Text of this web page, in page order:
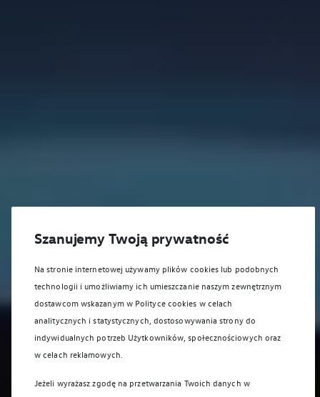
Szanujemy Twoją prywatność
Na stronie internetowej używamy plików cookies lub podobnych
technologii i umożliwiamy ich umieszczanie naszym zewnętrznym
dostawcom wskazanym w Polityce cookies w celach
analitycznych i statystycznych, dostosowywania strony do
indywidualnych potrzeb Użytkowników, społecznościowych oraz
w celach reklamowych.
Jeżeli wyrażasz zgodę na przetwarzania Twoich danych w